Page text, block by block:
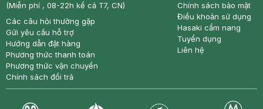
(Miễn phí , 08-22h kể cả T7, CN)
Các câu hỏi thường gặp
Gửi yêu cầu hỗ trợ
Hướng dẫn đặt hàng
Phương thức thanh toán
Phương thức vận chuyển
Chính sách đổi trả
Chính sách bảo mật
Điều khoản sử dụng
Hasaki cẩm nang
Tuyển dụng
Liên hệ